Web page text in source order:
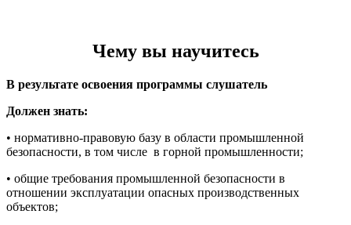
Чему вы научитесь
В результате освоения программы слушатель
Должен знать:
• нормативно-правовую базу в области промышленной
безопасности, в том числе в горной промышленности;
• общие требования промышленной безопасности в
отношении эксплуатации опасных производственных
объектов;